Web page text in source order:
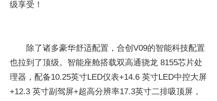
级享受！
除了诸多豪华舒适配置，合创V09的智能科技配置
也拉到了顶级。智能座舱搭载双高通骁龙 8155芯片处
理器，配备10.25英寸LED仪表+14.6 英寸LED中控大屏
+12.3 英寸副驾屏+超高分辨率17.3英寸二排吸顶屏，